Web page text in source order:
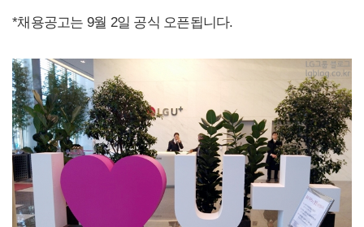
*채용공고는 9월 2일 공식 오픈됩니다.